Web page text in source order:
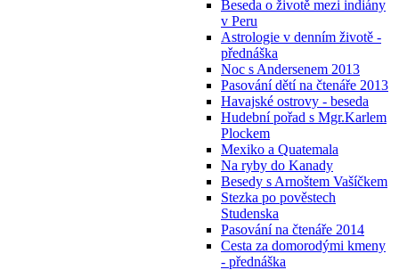
Beseda o životě mezi indiány
v Peru
Astrologie v denním životě -
přednáška
Noc s Andersenem 2013
Pasování dětí na čtenáře 2013
Havajské ostrovy - beseda
Hudební pořad s Mgr.Karlem
Plockem
Mexiko a Quatemala
Na ryby do Kanady
Besedy s Arnoštem Vašíčkem
Stezka po pověstech
Studenska
Pasování na čtenáře 2014
Cesta za domorodými kmeny
- přednáška